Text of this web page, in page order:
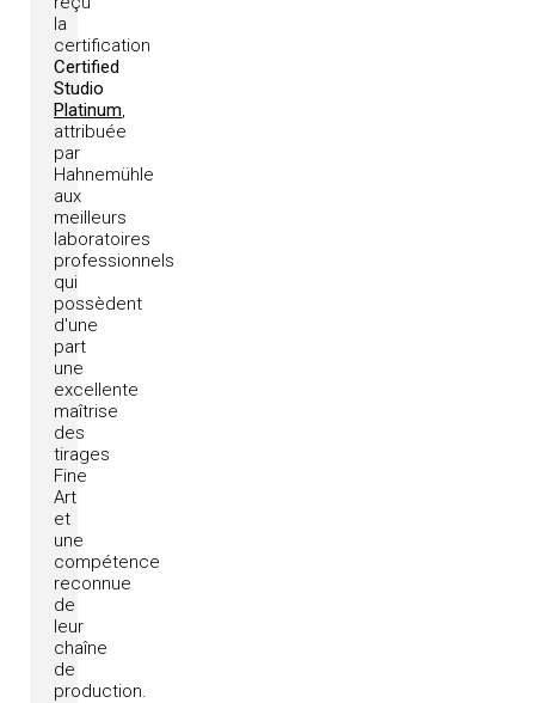
la
certification
Certified
Studio
Platinum,
attribuée
par
Hahnemühle
aux
meilleurs
laboratoires
professionnels
qui
possèdent
d'une
part
une
excellente
maîtrise
des
tirages
Fine
Art
et
une
compétence
reconnue
de
leur
chaîne
de
production.